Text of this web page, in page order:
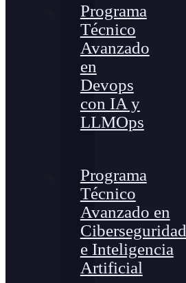
Programa
Técnico
Avanzado
en
Devops
con IA y
LLMOps
Programa
Técnico
Avanzado en
Ciberseguridad
e Inteligencia
Artificial